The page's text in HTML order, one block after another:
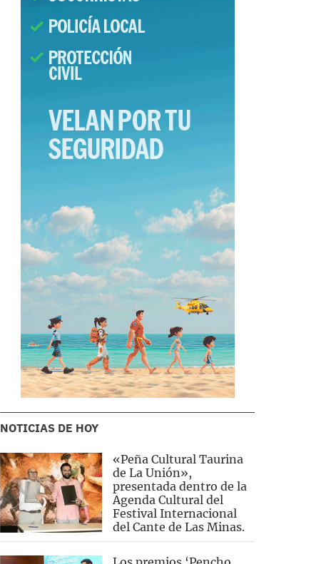
NOTICIAS DE HOY
«Peña Cultural Taurina
de La Unión»,
presentada dentro de la
Agenda Cultural del
Festival Internacional
del Cante de Las Minas.